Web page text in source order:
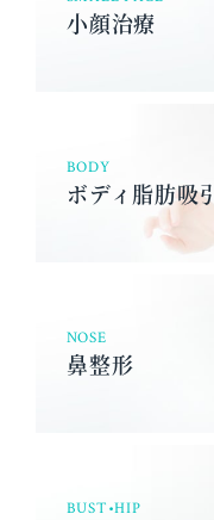
小顔治療
BODY
ボディ脂肪吸
NOSE
鼻整形
BUST•HIP